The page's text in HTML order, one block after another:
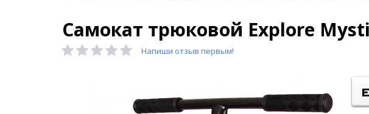
Самокат трюковой Explore
Напиши отзыв первым!